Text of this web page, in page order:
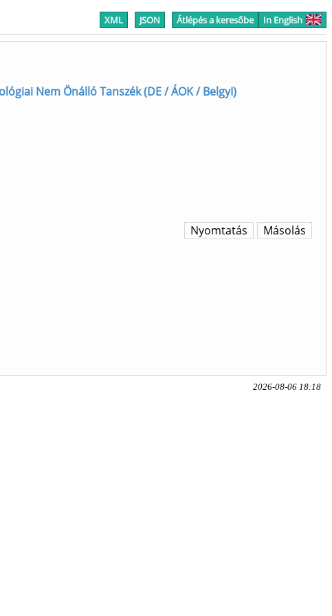
XML JSON Átlépés a keresőbe In English
Nem Önálló Tanszék (DE / ÁOK / BelgyI)
Másolás
Nyomtatás
2026-08-06 18:18